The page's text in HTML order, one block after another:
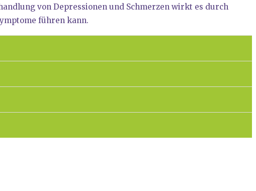
von Depres­sio­nen und Schmer­zen wirkt es durch
füh­ren kann.